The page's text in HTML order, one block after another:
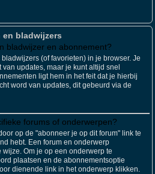
en bladwijzers
bladwijzer en abonnement?
(of favorieten) in je browser. Je
updates, maar je kunt altijd snel
ligt hem in het feit dat je hierbij
word van updates, dit gebeurd via de
forums of onderwerpen?
op de "abonneer je op dit forum" link te
hebt. Een forum en onderwerp
Om je op een onderwerp te
plaatsen en de abonnementsoptie
dienende link in het onderwerp klikken.